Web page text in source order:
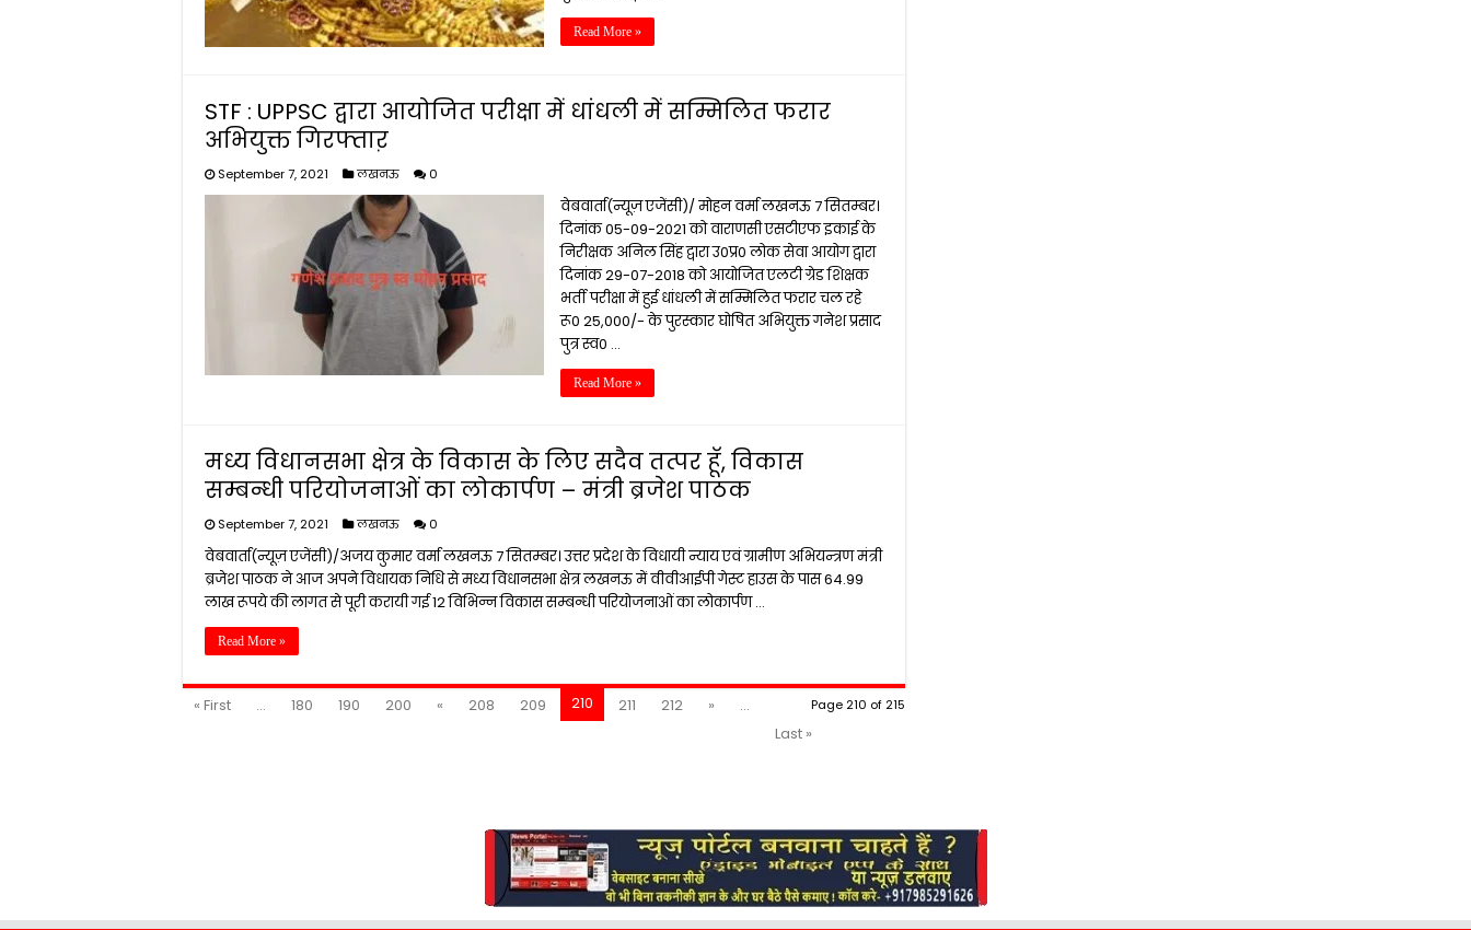
Read More »
STF : UPPSC द्वारा आयोजित परीक्षा में धांधली में सम्मिलित फरार
अभियुक्त गिरफ्ताऱ
September 7, 2021 लखनऊ 0
वेबवार्ता(न्यूज़ एजेंसी)/ मोहन वर्मा लखनऊ 7 सितम्बर।
दिनांक 05-09-2021 को वाराणसी एसटीएफ इकाई के
निरीक्षक अनिल सिंह द्वारा उ0प्र0 लोक सेवा आयोग द्वारा
दिनांक 29-07-2018 को आयोजित एलटी ग्रेड शिक्षक
भर्ती परीक्षा में हुई धांधली में सम्मिलित फरार चल रहे
रू0 25,000/- के पुरस्कार घोषित अभियुक्त गनेश प्रसाद
पुत्र स्व0 …
Read More »
मध्य विधानसभा क्षेत्र के विकास के लिए सदैव तत्पर हूॅ, विकास
सम्बन्धी परियोजनाओं का लोकार्पण – मंत्री ब्रजेश पाठक
September 7, 2021 लखनऊ 0
वेबवार्ता(न्यूज़ एजेंसी)/अजय कुमार वर्मा लखनऊ 7 सितम्बर। उत्तर प्रदेश के विधायी न्याय एवं ग्रामीण अभियन्त्रण मंत्री
ब्रजेश पाठक ने आज अपने विधायक निधि से मध्य विधानसभा क्षेत्र लखनऊ में वीवीआईपी गेस्ट हाउस के पास 64.99
लाख रूपये की लागत से पूरी करायी गई 12 विभिन्न विकास सम्बन्धी परियोजनाओं का लोकार्पण …
Read More »
Page 210 of 215
« First ... 180 190 200 « 208 209 210 211 212 »
...
Last »